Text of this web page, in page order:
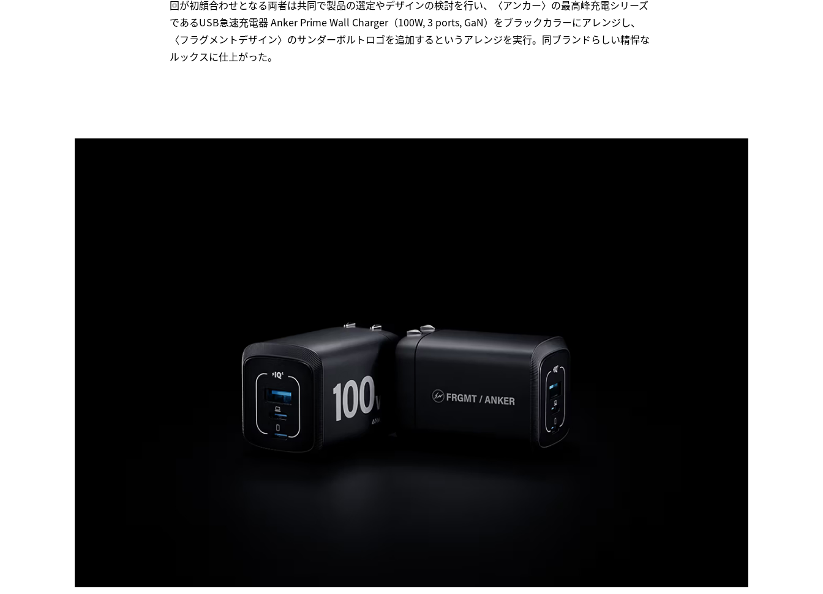
回が初顔合わせとなる両者は共同で製品の選定やデザインの検討を行い、〈アンカー〉の最高峰充電シリーズ
であるUSB急速充電器 Anker Prime Wall Charger（100W, 3 ports, GaN）をブラックカラーにアレンジし、
〈フラグメントデザイン〉のサンダーボルトロゴを追加するというアレンジを実行。同ブランドらしい精悍な
ルックスに仕上がった。